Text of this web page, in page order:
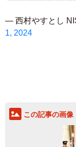
— 西村やすとし
1, 2024
この記事の画像